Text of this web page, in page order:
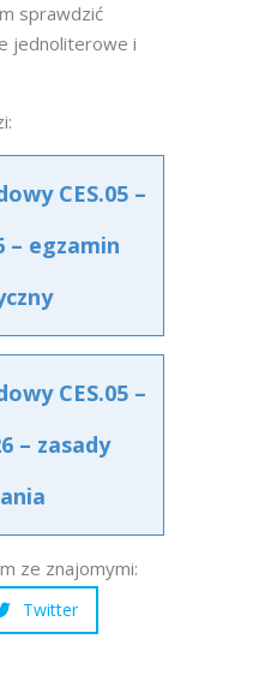
sprawdzić
jednoliterowe i
CES.05 –
– egzamin
CES.05 –
– zasady
ze znajomymi:
Twitter